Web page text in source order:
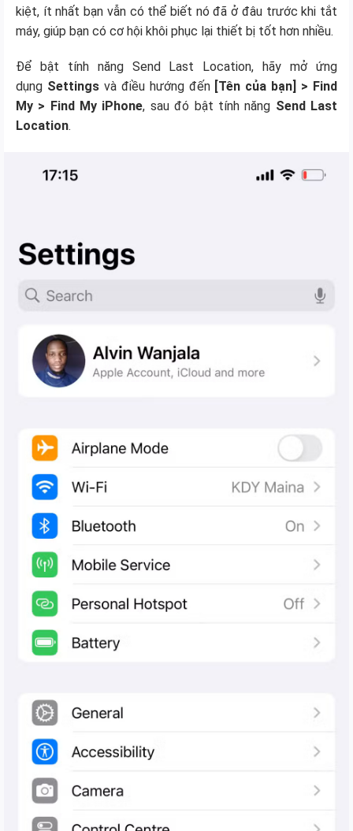
kiệt, ít nhất bạn vẫn có thể biết nó đã ở đâu trước khi tắt
máy, giúp bạn có cơ hội khôi phục lại thiết bị tốt hơn nhiều.
Để bật tính năng Send Last Location, hãy mở ứng
dụng Settingsvà điều hướng đến [Tên của bạn] > Find
My > Find My iPhone, sau đó bật tính năng Send Last
Location.